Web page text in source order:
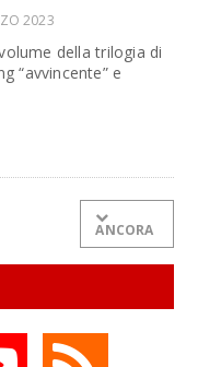
2023
della trilogia di
“avvincente” e
ANCORA